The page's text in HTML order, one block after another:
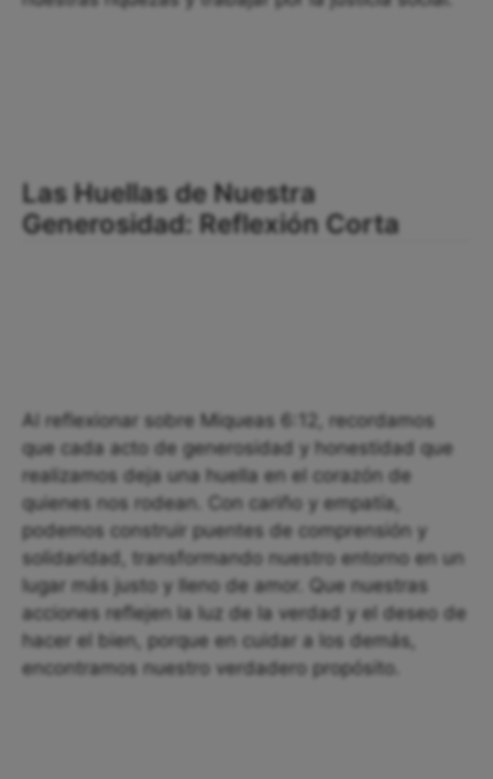
Las Huellas de Nuestra
Generosidad: Reflexión Corta
Al reflexionar sobre Miqueas 6:12, recordamos
que cada acto de generosidad y honestidad que
realizamos deja una huella en el corazón de
quienes nos rodean. Con cariño y empatía,
podemos construir puentes de comprensión y
solidaridad, transformando nuestro entorno en un
lugar más justo y lleno de amor. Que nuestras
acciones reflejen la luz de la verdad y el deseo de
hacer el bien, porque en cuidar a los demás,
encontramos nuestro verdadero propósito.